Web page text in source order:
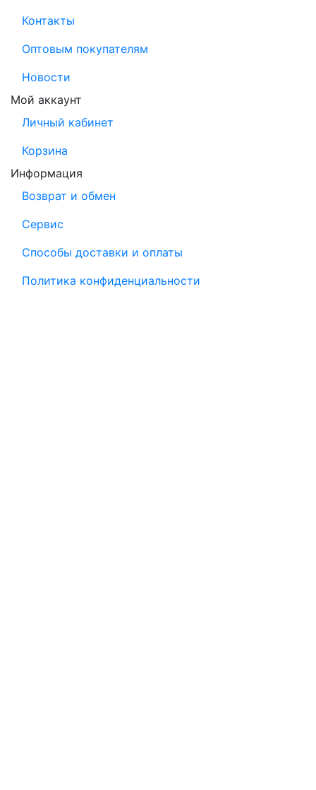
Контакты
Оптовым покупателям
Новости
Мой аккаунт
Личный кабинет
Корзина
Информация
Возврат и обмен
Сервис
Способы доставки и оплаты
Политика конфиденциальности